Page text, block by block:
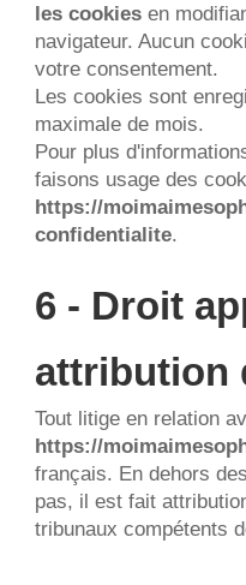
les cookies en
navigateur. Aucun
votre consentement.
Les cookies sont
maximale de mois.
Pour plus
https://
confidentialite.
6 - Droit
attribution
https://
français. En dehors
pas, il est fait
tribunaux compétents